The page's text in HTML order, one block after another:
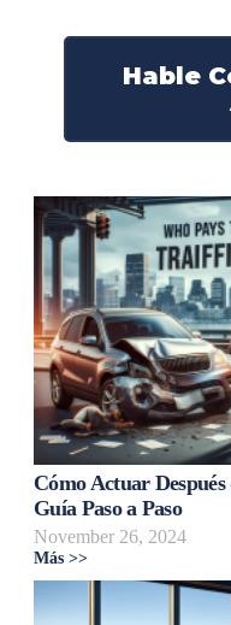
Hable
Cómo Actuar
Guía Paso a Paso
November 26, 2024
Más >>